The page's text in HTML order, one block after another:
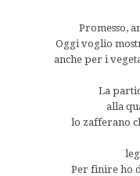
Promesso,
Oggi voglio
anche per i
La
alla
lo zafferano
Per finire ho